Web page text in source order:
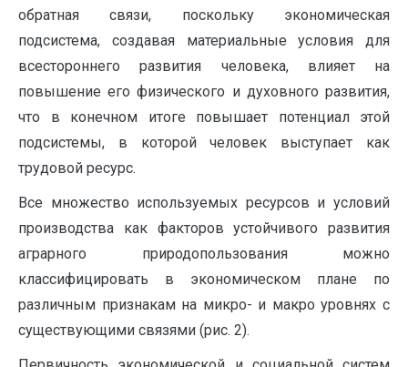
обратная связи, поскольку экономическая
подсистема, создавая материальные условия для
всестороннего развития человека, влияет на
повышение его физического и духовного развития,
что в конечном итоге повышает потенциал этой
подсистемы, в которой человек выступает как
трудовой ресурс.
Все множество используемых ресурсов и условий
производства как факторов устойчивого развития
аграрного природопользования можно
классифицировать в экономическом плане по
различным признакам на микро- и макро уровнях с
существующими связями (рис. 2).